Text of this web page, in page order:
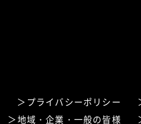
プライバシーポリシー
地域・企業・一般の皆様